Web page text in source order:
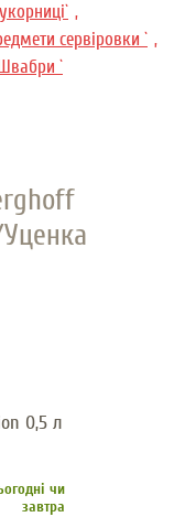
,
сервіровки ` ,
`
0,5 л
чи
завтра